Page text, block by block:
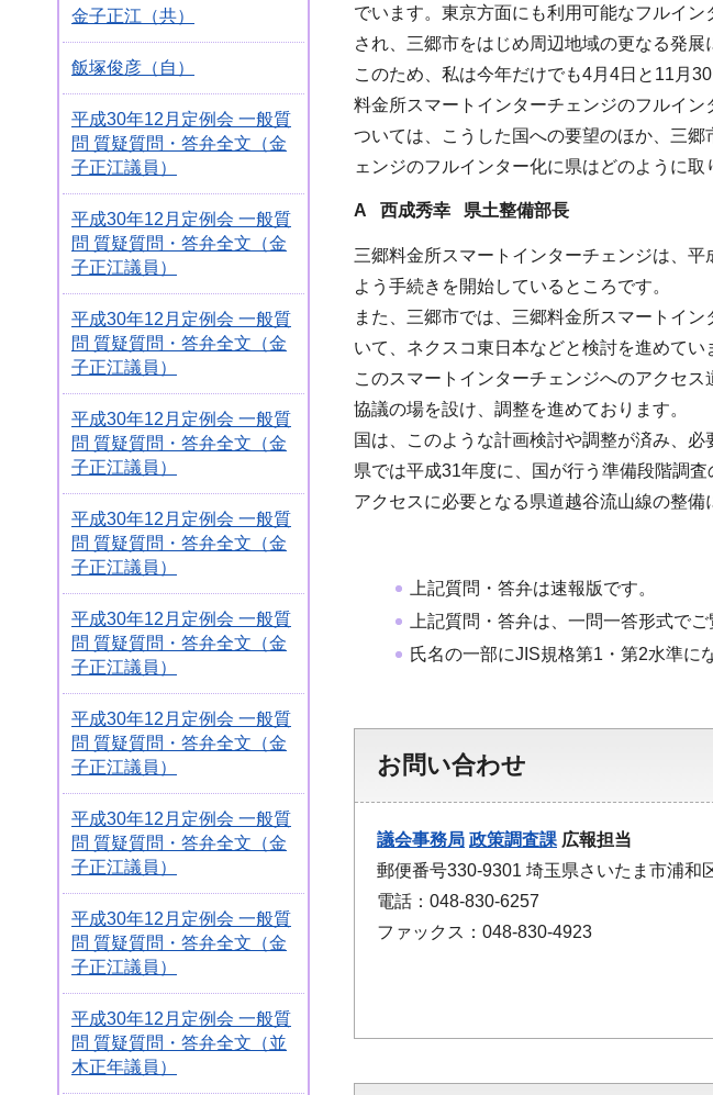
金子正江（共）
飯塚俊彦（自）
平成30年12月定例会 一般質
問 質疑質問・答弁全文（金
子正江議員）
平成30年12月定例会 一般質
問 質疑質問・答弁全文（金
子正江議員）
平成30年12月定例会 一般質
問 質疑質問・答弁全文（金
子正江議員）
平成30年12月定例会 一般質
問 質疑質問・答弁全文（金
子正江議員）
平成30年12月定例会 一般質
問 質疑質問・答弁全文（金
子正江議員）
平成30年12月定例会 一般質
問 質疑質問・答弁全文（金
子正江議員）
平成30年12月定例会 一般質
問 質疑質問・答弁全文（金
子正江議員）
平成30年12月定例会 一般質
問 質疑質問・答弁全文（金
子正江議員）
平成30年12月定例会 一般質
問 質疑質問・答弁全文（金
子正江議員）
平成30年12月定例会 一般質
問 質疑質問・答弁全文（並
木正年議員）
でいます。東京方面にも利用可能なフルイ
され、三郷市をはじめ周辺地域の更なる発展
このため、私は今年だけでも4月4日と11月
料金所スマートインターチェンジのフルイ
ついては、こうした国への要望のほか、三
ェンジのフルインター化に県はどのように
A 西成秀幸 県土整備部長
三郷料金所スマートインターチェンジは、
よう手続きを開始しているところです。
また、三郷市では、三郷料金所スマートイ
いて、ネクスコ東日本などと検討を進めてい
このスマートインターチェンジへのアクセ
協議の場を設け、調整を進めております。
国は、このような計画検討や調整が済み、
県では平成31年度に、国が行う準備段階調
アクセスに必要となる県道越谷流山線の整
上記質問・答弁は速報版です。
上記質問・答弁は、一問一答形式で
氏名の一部にJIS規格第1・第2水準に
お問い合わせ
議会事務局 政策調査課 広報担当
郵便番号330-9301 埼玉県さいたま市浦和
電話：048-830-6257
ファックス：048-830-4923